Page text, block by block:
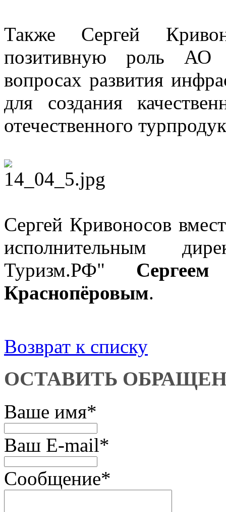
Также Сергей
позитивную роль АО
вопросах развития
для создания
отечественного
Сергей Кривоносов
исполнительным
Туризм.РФ"
Краснопёровым.
Возврат к списку
ОСТАВИТЬ
Ваше имя*
Ваш E-mail*
Сообщение*